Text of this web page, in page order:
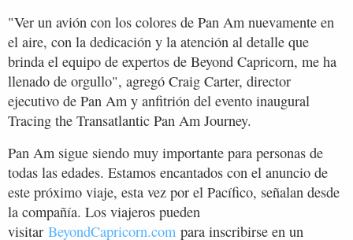
"Ver un avión con los colores de Pan Am nuevamente en
el aire, con la dedicación y la atención al detalle que
brinda el equipo de expertos de Beyond Capricorn, me ha
llenado de orgullo", agregó Craig Carter, director
ejecutivo de Pan Am y anfitrión del evento inaugural
Tracing the Transatlantic Pan Am Journey.
Pan Am sigue siendo muy importante para personas de
todas las edades. Estamos encantados con el anuncio de
este próximo viaje, esta vez por el Pacífico, señalan desde
la compañía. Los viajeros pueden
visitar BeyondCapricorn.com para inscribirse en un